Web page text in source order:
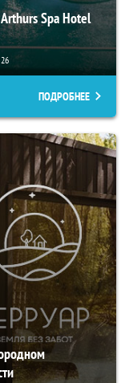
Spa Hotel
ПОДРОБНЕЕ